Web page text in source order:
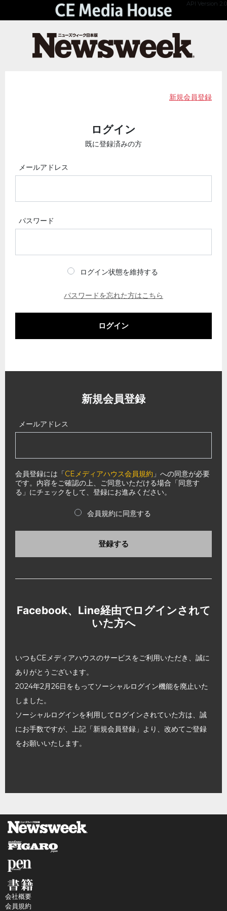
API Version 2.0
新規会員登録
ログイン
既に登録済みの方
メールアドレス
パスワード
ログイン状態を維持する
パスワードを忘れた方はこちら
ログイン
新規会員登録
メールアドレス
会員登録には「CEメディアハウス会員規約 」への同意が必要
です。内容をご確認の上、ご同意いただける場合「同意す
る」にチェックをして、登録にお進みください。
会員規約に同意する
登録する
Facebook、Line経由でログインされて
いた方へ
いつもCEメディアハウスのサービスをご利用いただき、誠に
ありがとうございます。
2024年2月26日をもってソーシャルログイン機能を廃止いた
しました。
ソーシャルログインを利用してログインされていた方は、誠
にお手数ですが、上記「新規会員登録」より、改めてご登録
をお願いいたします。
会社概要
会員規約